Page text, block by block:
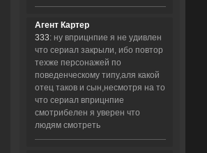
Агент Картер
333: ну вприцнпие я не удивлен
что сериал закрыли, ибо повтор
техже персонажей по
поведенческому типу,аля какой
отец таков и сын,несмотря на то
что сериал вприцнпие
смотрибелен я уверен что
людям смотреть